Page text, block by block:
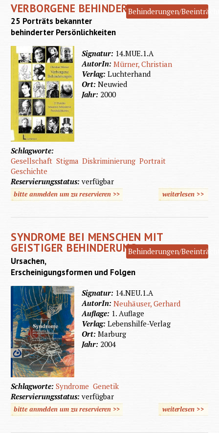
VERBORGENE BEHINDERUNGEN
Behinderungen/
25 Porträts bekannter
behinderter Persönlichkeiten
Signatur: 14.MUE.1.A
AutorIn:Mürner, Christian
Verlag:Luchterhand
Ort:Neuwied
Jahr: 2000
Schlagworte:
Gesellschaft Stigma Diskriminierung Portrait
Geschichte
Reservierungsstatus:verfügbar
bitte anmelden um zu reservieren >> weiterlesen>>
SYNDROME BEI MENSCHEN MIT
GEISTIGER BEHINDERUNGBehinderungen/
Ursachen,
Erscheinigungsformen und Folgen
Signatur: 14.NEU.1.A
AutorIn:Neuhäuser, Gerhard
Auflage: 1. Auflage
Verlag:Lebenshilfe-Verlag
Ort:Marburg
Jahr: 2004
Schlagworte:Syndrome Genetik
Reservierungsstatus:verfügbar
bitte anmelden um zu reservieren >> weiterlesen>>